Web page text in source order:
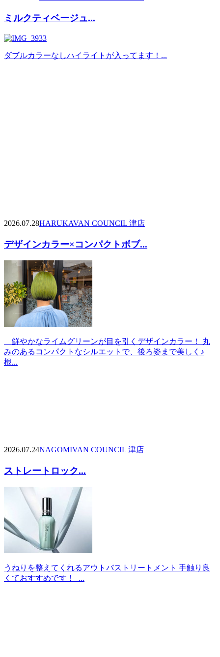
ミルクティベージュ...
ダブルカラーなしハイライトが入ってます！...
2026.07.28HARUKAVAN COUNCIL 津店
デザインカラー×コンパクトボブ...
鮮やかなライムグリーンが目を引くデザインカラー！ 丸
みのあるコンパクトなシルエットで、後ろ姿まで美しく♪
根...
2026.07.24NAGOMIVAN COUNCIL 津店
ストレートロック...
うねりを整えてくれるアウトバストリートメント 手触り良
くておすすめです！ ...